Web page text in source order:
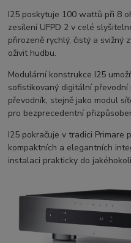
I25 poskytuje 100 wattů při 8
zesílení UFPD 2 v celé
přirozeně rychlý, čistý a svižný
oživit hudbu.
Modulární konstrukce I25
sofistikovaný digitální
převodník, stejně jako modul
pro bezprecedentní
I25 pokračuje v tradici Primare
kompaktních a elegantních
instalaci prakticky do